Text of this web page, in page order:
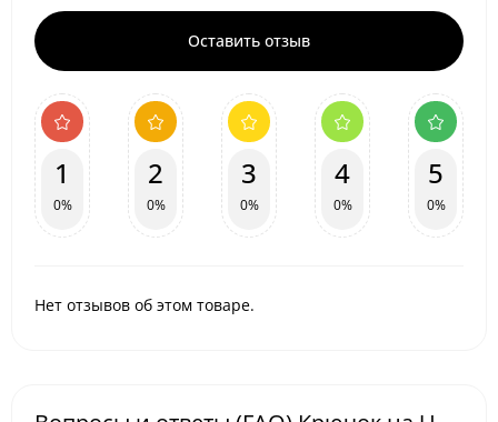
Оставить отзыв
1
0%
2
0%
3
0%
4
0%
5
0%
Нет отзывов об этом товаре.